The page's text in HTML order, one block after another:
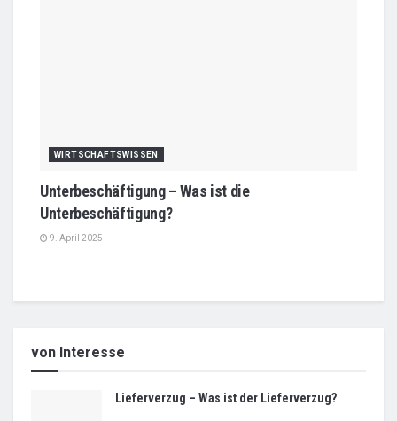
WIRTSCHAFTSWISSEN
Unterbeschäftigung – Was ist die
Unterbeschäftigung?
9. April 2025
von Interesse
Lieferverzug – Was ist der Lieferverzug?